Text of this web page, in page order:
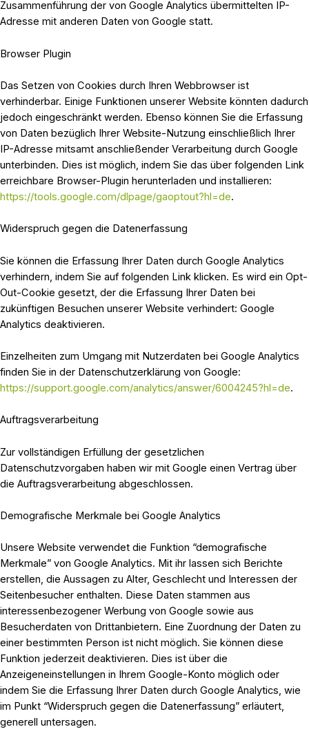
Zusammenführung der von Google Analytics übermittelten IP-
Adresse mit anderen Daten von Google statt.
Browser Plugin
Das Setzen von Cookies durch Ihren Webbrowser ist
verhinderbar. Einige Funktionen unserer Website könnten dadurch
jedoch eingeschränkt werden. Ebenso können Sie die Erfassung
von Daten bezüglich Ihrer Website-Nutzung einschließlich Ihrer
IP-Adresse mitsamt anschließender Verarbeitung durch Google
unterbinden. Dies ist möglich, indem Sie das über folgenden Link
erreichbare Browser-Plugin herunterladen und installieren:
https://tools.google.com/dlpage/gaoptout?hl=de.
Widerspruch gegen die Datenerfassung
Sie können die Erfassung Ihrer Daten durch Google Analytics
verhindern, indem Sie auf folgenden Link klicken. Es wird ein Opt-
Out-Cookie gesetzt, der die Erfassung Ihrer Daten bei
zukünftigen Besuchen unserer Website verhindert: Google
Analytics deaktivieren.
Einzelheiten zum Umgang mit Nutzerdaten bei Google Analytics
finden Sie in der Datenschutzerklärung von Google:
https://support.google.com/analytics/answer/6004245?hl=de.
Auftragsverarbeitung
Zur vollständigen Erfüllung der gesetzlichen
Datenschutzvorgaben haben wir mit Google einen Vertrag über
die Auftragsverarbeitung abgeschlossen.
Demografische Merkmale bei Google Analytics
Unsere Website verwendet die Funktion “demografische
Merkmale” von Google Analytics. Mit ihr lassen sich Berichte
erstellen, die Aussagen zu Alter, Geschlecht und Interessen der
Seitenbesucher enthalten. Diese Daten stammen aus
interessenbezogener Werbung von Google sowie aus
Besucherdaten von Drittanbietern. Eine Zuordnung der Daten zu
einer bestimmten Person ist nicht möglich. Sie können diese
Funktion jederzeit deaktivieren. Dies ist über die
Anzeigeneinstellungen in Ihrem Google-Konto möglich oder
indem Sie die Erfassung Ihrer Daten durch Google Analytics, wie
im Punkt “Widerspruch gegen die Datenerfassung” erläutert,
generell untersagen.